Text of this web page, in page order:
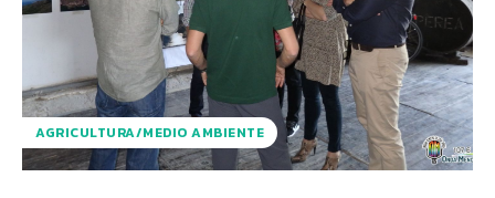
AGRICULTURA/MEDIO AMBIENTE